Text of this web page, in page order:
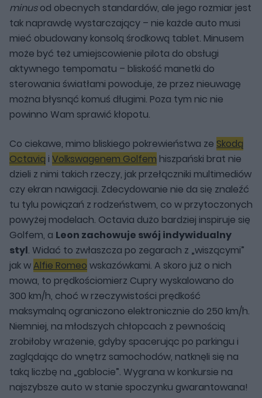
minusod obecnych standardów, ale jego rozmiar jest
tak naprawdę wystarczający – nie każde auto musi
mieć obudowany konsolą środkową tablet. Minusem
może być też umiejscowienie pilota do obsługi
aktywnego tempomatu – bliskość manetki do
sterowania światłami powoduje, że przez nieuwagę
można błysnąć komuś długimi. Poza tym nic nie
powinno Wam sprawić kłopotu.
Co ciekawe, mimo bliskiego pokrewieństwa ze Skodą
Octavią i Volkswagenem Golfem hiszpański brat nie
dzieli z nimi takich rzeczy, jak przełączniki multimediów
czy ekran nawigacji. Zdecydowanie nie da się znaleźć
tu tylu powiązań z rodzeństwem, co w przytoczonych
powyżej modelach. Octavia dużo bardziej inspiruje się
Golfem, a Leon zachowuje swój indywidualny
styl. Widać to zwłaszcza po zegarach z „wiszącymi”
jak wAlfie Romeo wskazówkami. A skoro już o nich
mowa, to prędkościomierz Cupry wyskalowano do
300 km/h, choć w rzeczywistości prędkość
maksymalną ograniczono elektronicznie do 250 km/h.
Niemniej, na młodszych chłopcach z pewnością
zrobiłoby wrażenie, gdyby spacerując po parkingu i
zaglądając do wnętrz samochodów, natknęli się na
taką liczbę na „gablocie”. Wygrana w konkursie na
najszybsze auto w stanie spoczynku gwarantowana!